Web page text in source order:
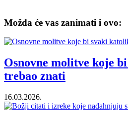
Možda će vas zanimati i ovo:
Osnovne molitve koje
trebao znati
16.03.2026.